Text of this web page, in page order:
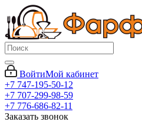
ВойтиМой кабинет
+7 747-195-50-12
+7 707-299-98-59
+7 776-686-82-11
Заказать звонок